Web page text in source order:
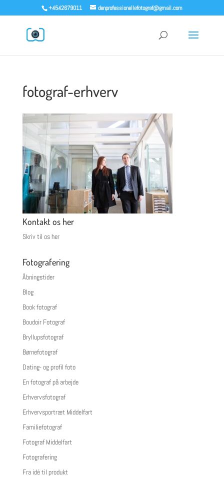
+4542679011 denprofessionellefotograf@gmail.com
fotograf-erhverv
Kontakt os her
Skriv til os her
Fotografering
Åbningstider
Blog
Book fotograf
Boudoir Fotograf
Bryllupsfotograf
Børnefotograf
Dating- og profil foto
En fotograf på arbejde
Erhvervsfotograf
Erhvervsportræt Middelfart
Familiefotograf
Fotograf Middelfart
Fotografering
Fra idé til produkt